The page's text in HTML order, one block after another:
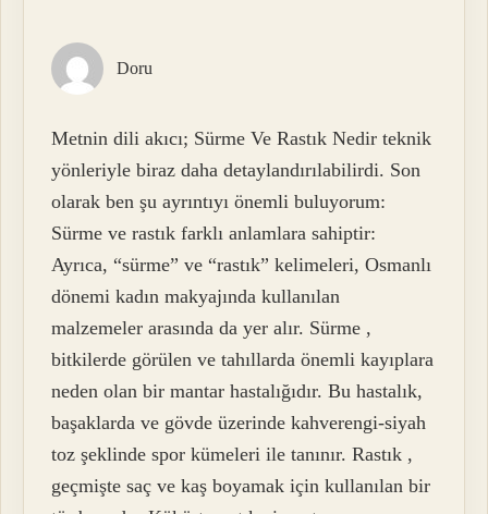
Doru
Metnin dili akıcı; Sürme Ve Rastık Nedir teknik
yönleriyle biraz daha detaylandırılabilirdi. Son
olarak ben şu ayrıntıyı önemli buluyorum:
Sürme ve rastık farklı anlamlara sahiptir:
Ayrıca, “sürme” ve “rastık” kelimeleri, Osmanlı
dönemi kadın makyajında kullanılan
malzemeler arasında da yer alır. Sürme ,
bitkilerde görülen ve tahıllarda önemli kayıplara
neden olan bir mantar hastalığıdır. Bu hastalık,
başaklarda ve gövde üzerinde kahverengi-siyah
toz şeklinde spor kümeleri ile tanınır. Rastık ,
geçmişte saç ve kaş boyamak için kullanılan bir